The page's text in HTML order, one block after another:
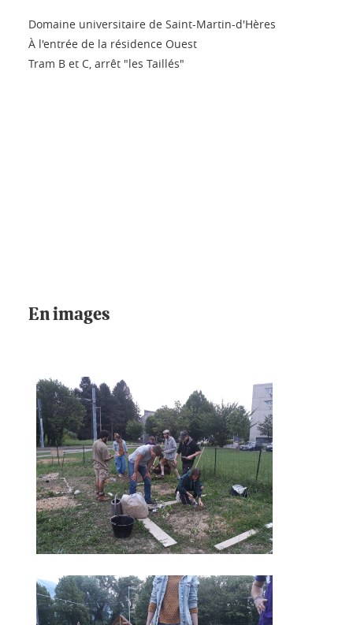
Domaine universitaire de Saint-Martin-d'Hères
À l'entrée de la résidence Ouest
Tram B et C, arrêt "les Taillés"
En images